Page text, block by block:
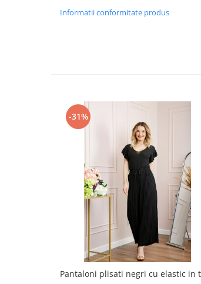
Informatii conformitate produs
-31%
Pantaloni plisati negri cu elastic in